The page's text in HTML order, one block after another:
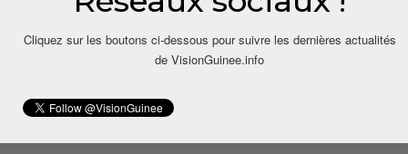
Cliquez sur les boutons ci-dessous pour suivre les dernières actualités
de VisionGuinee.info